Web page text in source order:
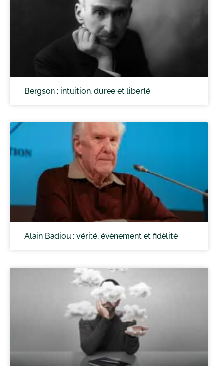
Bergson : intuition, durée et liberté
Alain Badiou : vérité, événement et fidélité